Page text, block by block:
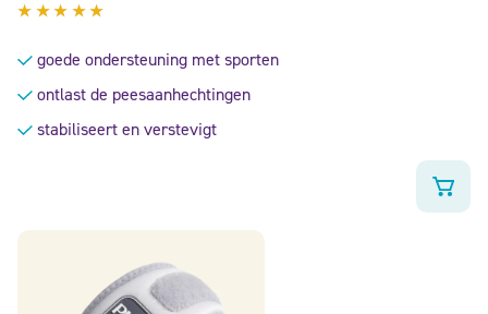
uit
5 goede ondersteuning met sporten
ontlast de peesaanhechtingen
stabiliseert en verstevigt